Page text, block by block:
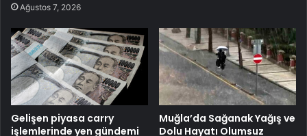
Ağustos 7, 2026
Gelişen piyasa carry
işlemlerinde yen gündemi
Muğla’da Sağanak Yağış ve
Dolu Hayatı Olumsuz